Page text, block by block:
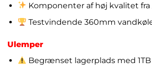
Komponenter af høj kvalitet fra
Testvindende 360mm
Ulemper
Begrænset lagerplads med 1TB